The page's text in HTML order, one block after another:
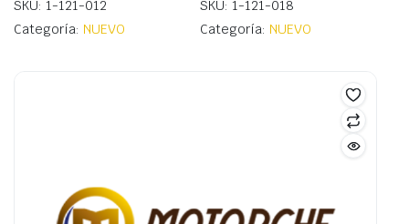
SKU: 1-121-012
Categoría: NUEVO
SKU: 1-121-018
Categoría: NUEVO